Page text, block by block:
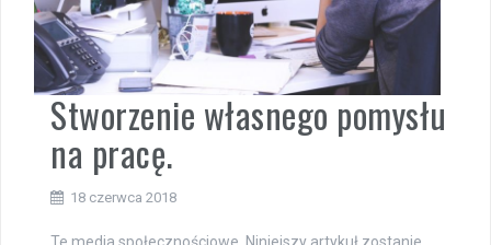
Stworzenie własnego pomysłu
na pracę.
18 czerwca 2018
Te media społecznościowe. Niniejszy artykuł zostanie